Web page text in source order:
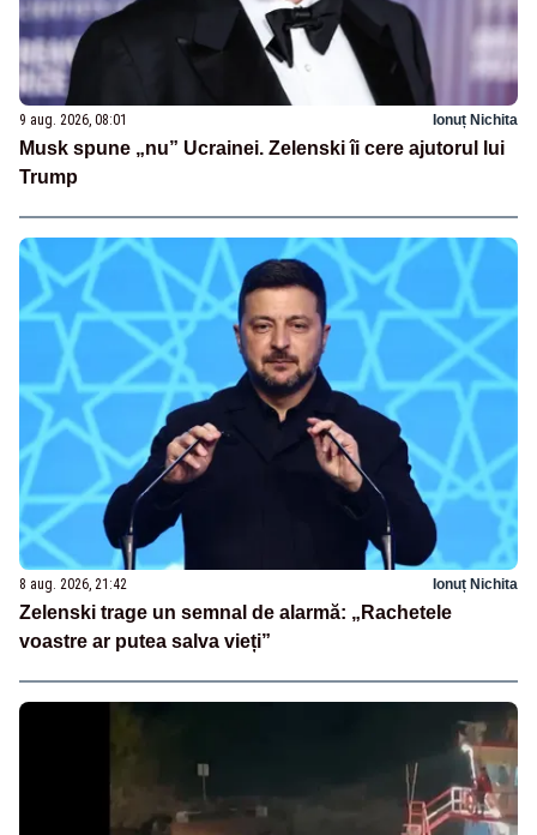
9 aug. 2026, 08:01 Ionuț Nichita
Musk spune „nu” Ucrainei. Zelenski îi cere ajutorul lui
Trump
8 aug. 2026, 21:42 Ionuț Nichita
Zelenski trage un semnal de alarmă: „Rachetele
voastre ar putea salva vieți”